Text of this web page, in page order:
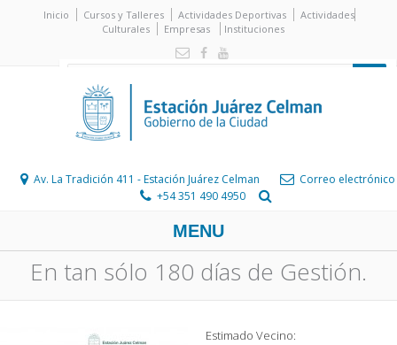
Inicio Cursos y Talleres Actividades Deportivas
Actividades
Culturales
Empresas Instituciones
Av. La Tradición 411 - Estación Juárez Celman
Correo electrónico
+54 351 490 4950
MENU
En tan sólo 180 días de Gestión.
Estimado Vecino: